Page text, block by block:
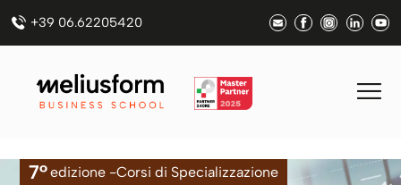
+39 06.62205420
7°edizione -Corsi di Specializzazione